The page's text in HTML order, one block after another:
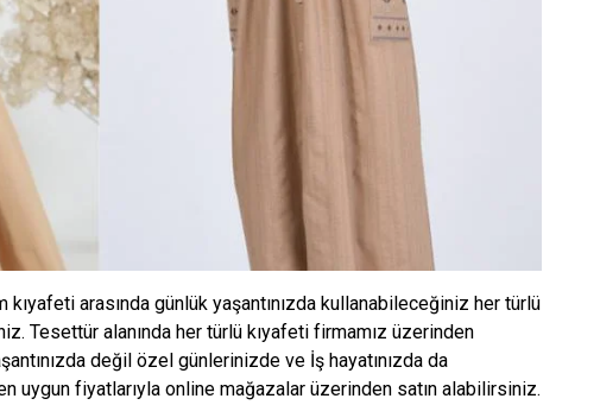
arasında günlük yaşantınızda kullanabileceğiniz her türlü
Tesettür alanında her türlü kıyafeti firmamız üzerinden
değil özel günlerinizde ve İş hayatınızda da
uygun fiyatlarıyla online mağazalar üzerinden satın alabilirsiniz.